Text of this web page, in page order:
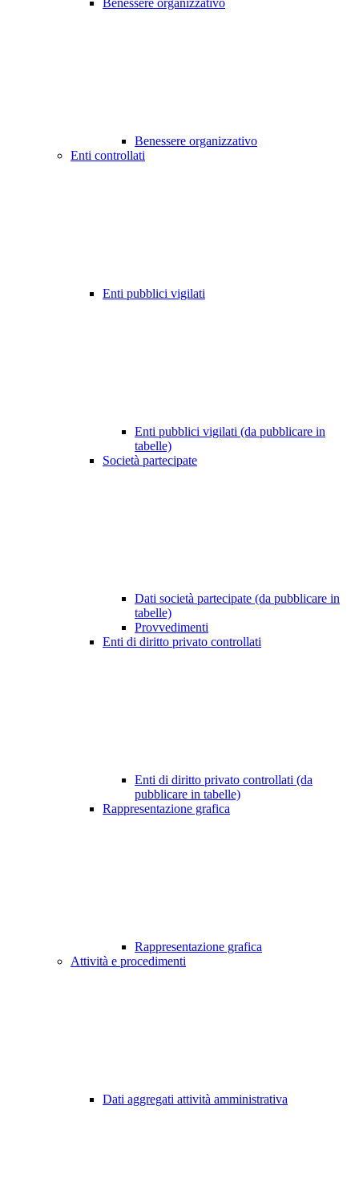
Benessere organizzativo
Benessere organizzativo
Enti controllati
Enti pubblici vigilati
Enti pubblici vigilati (da pubblicare in
tabelle)
Società partecipate
Dati società partecipate (da pubblicare in
tabelle)
Provvedimenti
Enti di diritto privato controllati
Enti di diritto privato controllati (da
pubblicare in tabelle)
Rappresentazione grafica
Rappresentazione grafica
Attività e procedimenti
Dati aggregati attività amministrativa